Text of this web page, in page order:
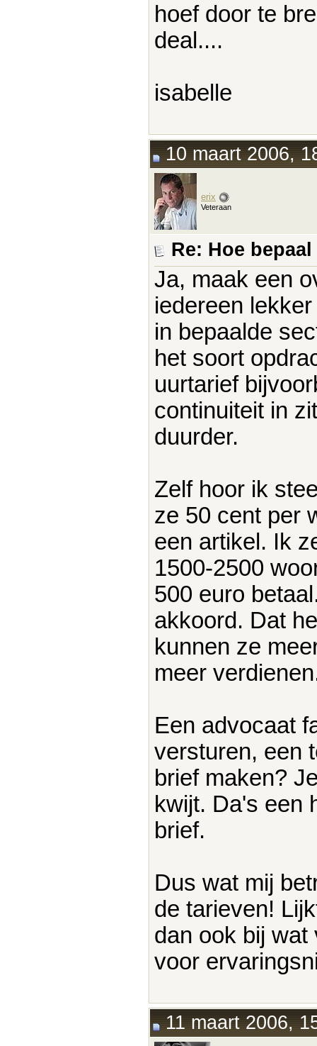
hoef door te
deal....
isabelle
10 maart 2006,
erix
Veteraan
Re: Hoe
Ja, maak een
iedereen
in bepaalde
het soort
uurtarief
continuiteit in
duurder.
Zelf hoor ik
ze 50 cent per
een artikel. Ik
1500-2500
500 euro
akkoord. Dat
kunnen ze
meer
Een advocaat
versturen, een
brief maken?
kwijt. Da's een
brief.
Dus wat mij
de tarieven!
dan ook bij wat
voor
11 maart 2006,